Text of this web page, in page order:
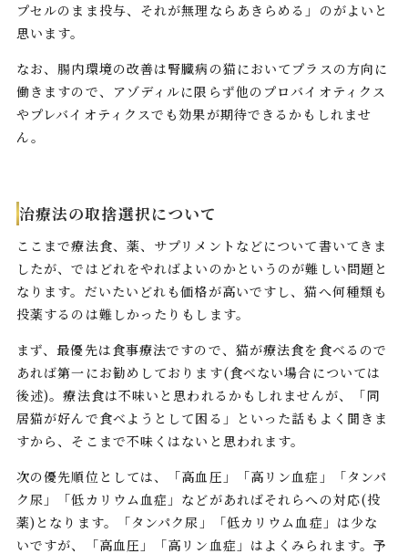
プセルのまま投与、それが無理ならあきらめる」のがよいと
思います。
なお、腸内環境の改善は腎臓病の猫においてプラスの方向に
働きますので、アゾディルに限らず他のプロバイオティクス
やプレバイオティクスでも効果が期待できるかもしれませ
ん。
治療法の取捨選択について
ここまで療法食、薬、サプリメントなどについて書いてきま
したが、ではどれをやればよいのかというのが難しい問題と
なります。だいたいどれも価格が高いですし、猫へ何種類も
投薬するのは難しかったりもします。
まず、最優先は食事療法ですので、猫が療法食を食べるので
あれば第一にお勧めしております(食べない場合については
後述)。療法食は不味いと思われるかもしれませんが、「同
居猫が好んで食べようとして困る」といった話もよく聞きま
すから、そこまで不味くはないと思われます。
次の優先順位としては、「高血圧」「高リン血症」「タンパ
ク尿」「低カリウム血症」などがあればそれらへの対応(投
薬)となります。「タンパク尿」「低カリウム血症」は少な
いですが、「高血圧」「高リン血症」はよくみられます。予